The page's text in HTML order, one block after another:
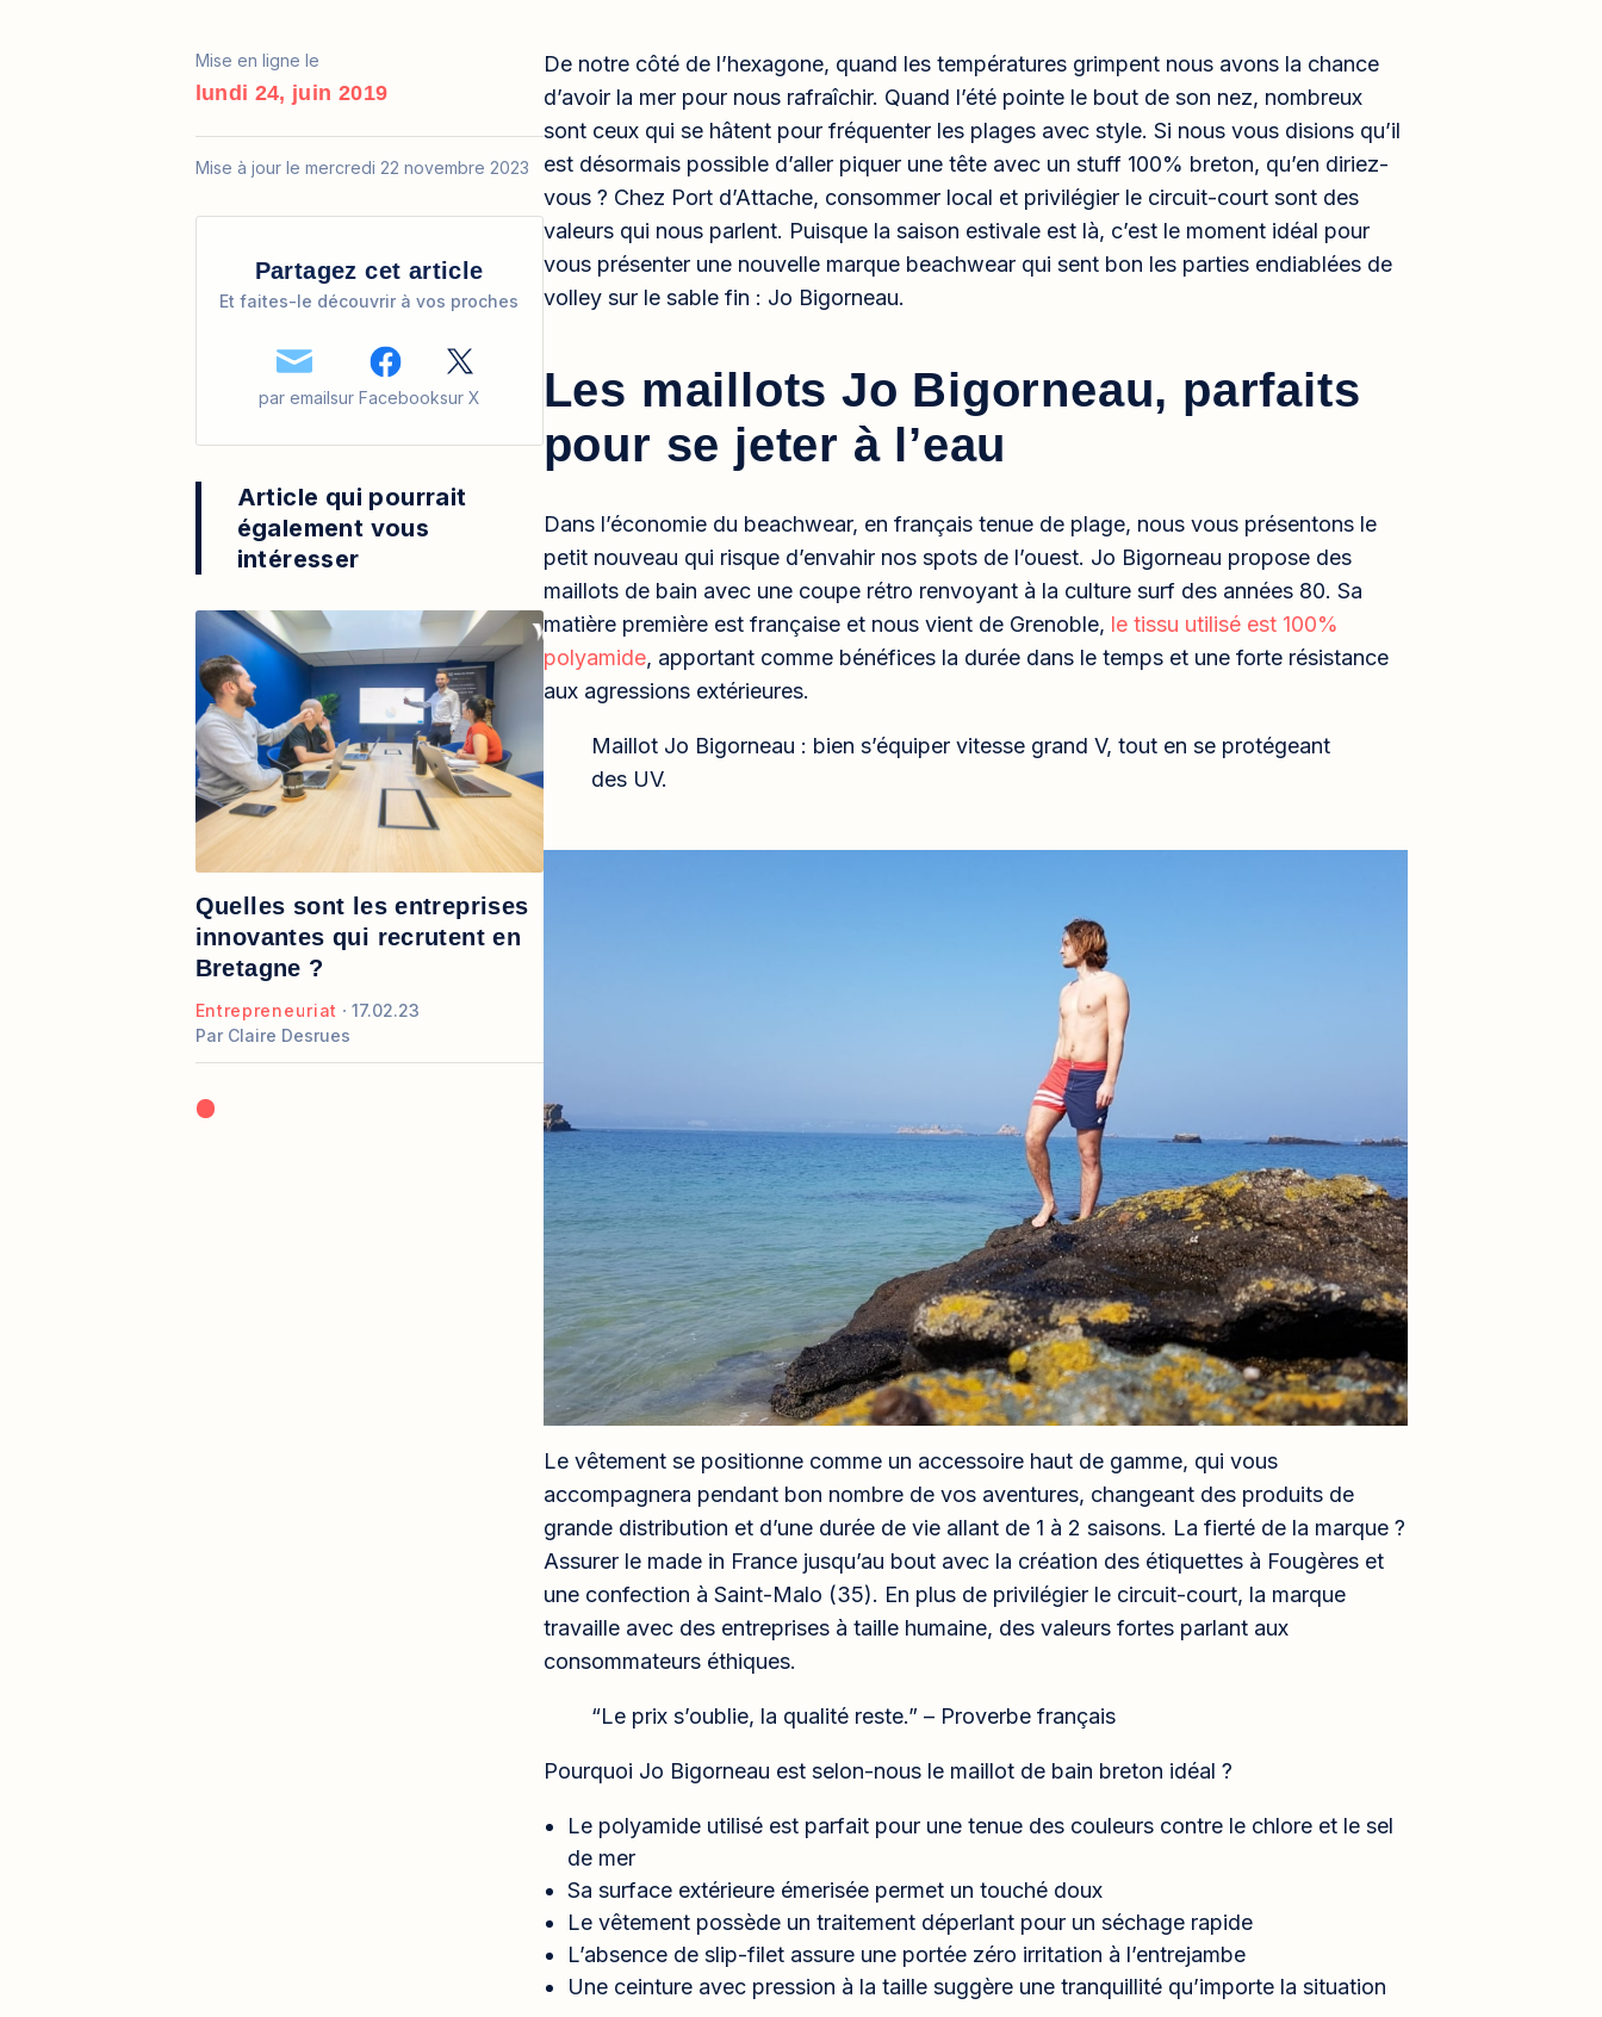
Mise en ligne le
lundi 24, juin 2019
Mise à jour le mercredi 22 novembre 2023
Partagez cet article
Et faites-le découvrir à vos proches
par emailsur Facebooksur X
Article qui pourrait
également vous
intéresser
Quelles sont les entreprises
innovantes qui recrutent en
Bretagne ?
Entrepreneuriat
17.02.23
Par Claire Desrues
De notre côté de l’hexagone, quand les températures grimpent nous avons la chance
d’avoir la mer pour nous rafraîchir. Quand l’été pointe le bout de son nez, nombreux
sont ceux qui se hâtent pour fréquenter les plages avec style. Si nous vous disions qu’il
est désormais possible d’aller piquer une tête avec un stuff 100% breton, qu’en diriez-
vous ? Chez Port d’Attache, consommer local et privilégier le circuit-court sont des
valeurs qui nous parlent. Puisque la saison estivale est là, c’est le moment idéal pour
vous présenter une nouvelle marque beachwear qui sent bon les parties endiablées de
volley sur le sable fin : Jo Bigorneau.
Les maillots Jo Bigorneau, parfaits
pour se jeter à l’eau
Dans l’économie du beachwear, en français tenue de plage, nous vous présentons le
petit nouveau qui risque d’envahir nos spots de l’ouest. Jo Bigorneau propose des
maillots de bain avec une coupe rétro renvoyant à la culture surf des années 80. Sa
matière première est française et nous vient de Grenoble, le tissu utilisé est 100%
polyamide, apportant comme bénéfices la durée dans le temps et une forte résistance
aux agressions extérieures.
Maillot Jo Bigorneau : bien s’équiper vitesse grand V, tout en se protégeant
des UV.
Le vêtement se positionne comme un accessoire haut de gamme, qui vous
accompagnera pendant bon nombre de vos aventures, changeant des produits de
grande distribution et d’une durée de vie allant de 1 à 2 saisons. La fierté de la marque ?
Assurer le made in France jusqu’au bout avec la création des étiquettes à Fougères et
une confection à Saint-Malo (35). En plus de privilégier le circuit-court, la marque
travaille avec des entreprises à taille humaine, des valeurs fortes parlant aux
consommateurs éthiques.
“Le prix s’oublie, la qualité reste.” – Proverbe français
Pourquoi Jo Bigorneau est selon-nous le maillot de bain breton idéal ?
Le polyamide utilisé est parfait pour une tenue des couleurs contre le chlore et le sel
de mer
Sa surface extérieure émerisée permet un touché doux
Le vêtement possède un traitement déperlant pour un séchage rapide
L’absence de slip-filet assure une portée zéro irritation à l’entrejambe
Une ceinture avec pression à la taille suggère une tranquillité qu’importe la situation